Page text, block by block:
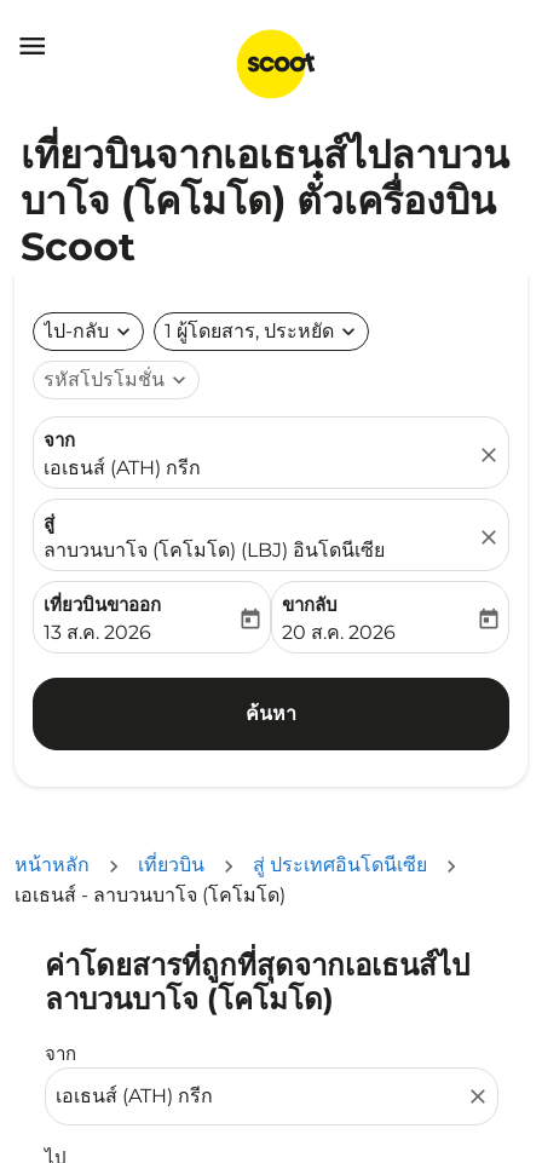

เที่ยวบินจากเอเธนส์ไปลาบวน
บาโจ (โคโมโด) ตั๋วเครื่องบิน
Scoot
ไป-กลับ expand_more 1 ผู้โดยสาร, ประหยัด expand_more
รหัสโปรโมชั่น expand_more
จาก
เอเธนส์ (ATH) กรีก
close
สู่
ลาบวนบาโจ (โคโมโด) (LBJ) อินโดนีเซีย
close
เที่ยวบินขาออก
fc-booking-departure-date-aria-label
13 ส.ค. 2026
today
ขากลับ
fc-booking-return-date-
20 ส.ค. 2026
today
ค้นหา
หน้าหลัก เที่ยวบิน
สู่ ประเทศอินโดนีเซีย
เอเธนส์ - ลาบวนบาโจ (โคโมโด)
ค่าโดยสารที่ถูกที่สุดจากเอเธนส์ไป
ลาบวนบาโจ (โคโมโด)
จาก
close
ไป
ลองอัปเดตเส้นทางของคุณ (ต้นทางและ/หรือปลายทาง) หรื